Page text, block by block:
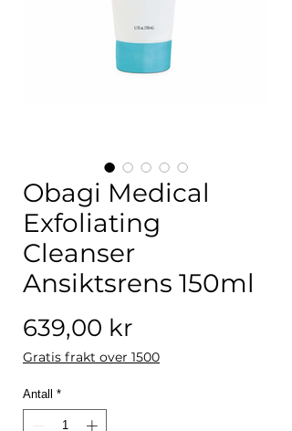
Obagi Medical
Exfoliating
Cleanser
Ansiktsrens 150ml
639,00 krPris
Gratis frakt over 1500
Antall *